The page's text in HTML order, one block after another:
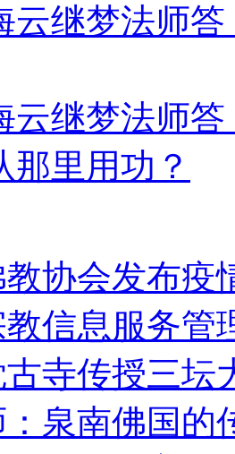
云继梦法师
云继梦法师
那里用功？
协会发布疫
信息服务管
寺传授三坛
泉南佛国的